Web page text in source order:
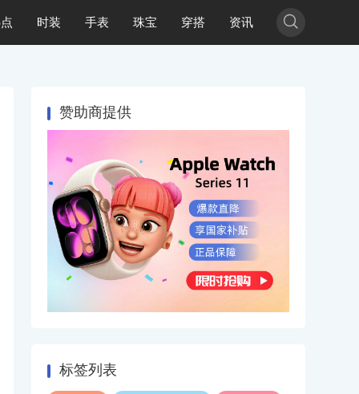
时装 手表 珠宝 穿搭 资讯 
赞助商提供
标签列表